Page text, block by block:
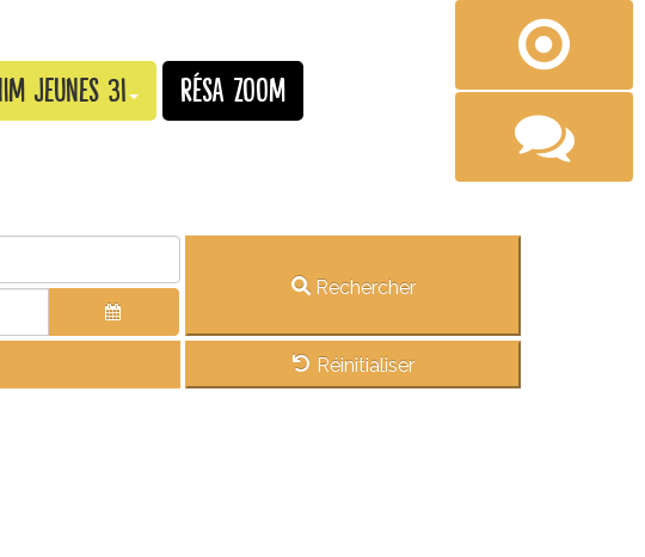
Jeunes 31 Résa Zoom
Rechercher
Réinitialiser